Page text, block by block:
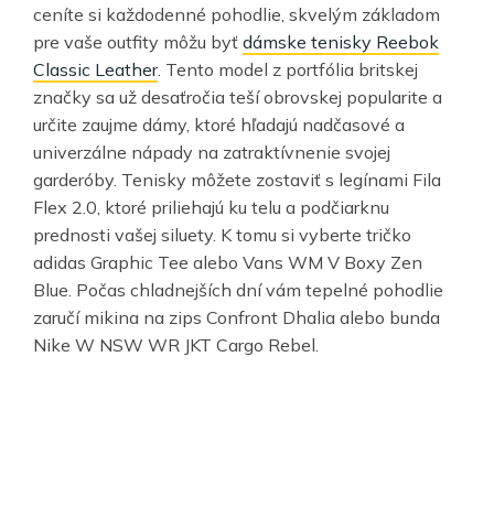
ceníte si každodenné pohodlie, skvelým základom
pre vaše outfity môžu byť dámske tenisky Reebok
Classic Leather. Tento model z portfólia britskej
značky sa už desaťročia teší obrovskej popularite a
určite zaujme dámy, ktoré hľadajú nadčasové a
univerzálne nápady na zatraktívnenie svojej
garderóby. Tenisky môžete zostaviť s legínami Fila
Flex 2.0, ktoré priliehajú ku telu a podčiarknu
prednosti vašej siluety. K tomu si vyberte tričko
adidas Graphic Tee alebo Vans WM V Boxy Zen
Blue. Počas chladnejších dní vám tepelné pohodlie
zaručí mikina na zips Confront Dhalia alebo bunda
Nike W NSW WR JKT Cargo Rebel.